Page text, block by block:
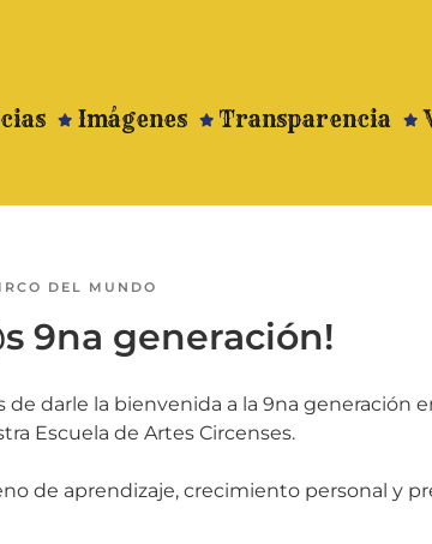
Imágenes Transparencia
DEL MUNDO
9na generación!
darle la bienvenida a la 9na generación
Escuela de Artes Circenses.
de aprendizaje, crecimiento personal y